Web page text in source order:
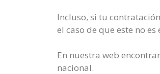
Incluso, si tu
el caso de que este no
En nuestra web
nacional.